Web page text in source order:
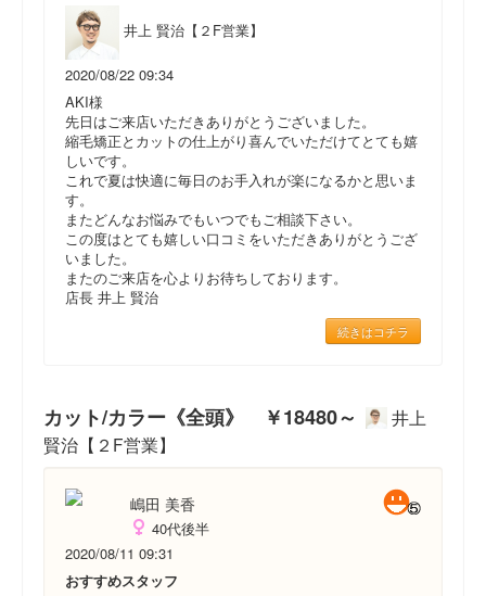
井上 賢治【２F営業】
2020/08/22 09:34
AKI様
先日はご来店いただきありがとうございました。
縮毛矯正とカットの仕上がり喜んでいただけてとても嬉
しいです。
これで夏は快適に毎日のお手入れが楽になるかと思いま
す。
またどんなお悩みでもいつでもご相談下さい。
この度はとても嬉しい口コミをいただきありがとうござ
いました。
またのご来店を心よりお待ちしております。
店長 井上 賢治
続きはコチラ
カット/カラー《全頭》 ￥18480～
井上
賢治【２F営業】
嶋田 美香
40代後半
2020/08/11 09:31
おすすめスタッフ